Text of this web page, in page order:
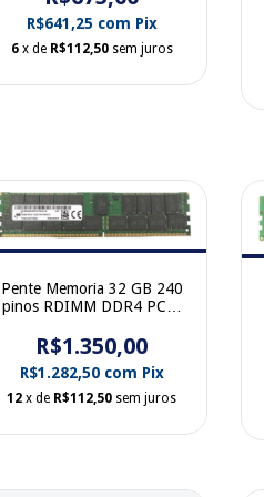
M393A2G40DB0-CPB0Q
R$641,25 com Pix
6 x de R$112,50 sem juros
Pente Memoria 32 GB 240
pinos RDIMM DDR4 PC4-
MHz Micron
MTA36ASF4G72PZ-
2G1A1IG
R$1.350,00
R$1.282,50 com Pix
12 x de R$112,50 sem juros